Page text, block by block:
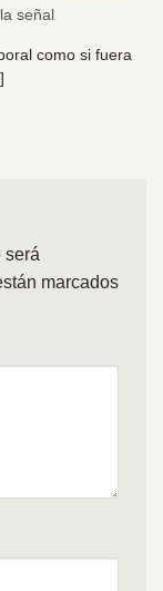
señal
como si fuera
será
marcados